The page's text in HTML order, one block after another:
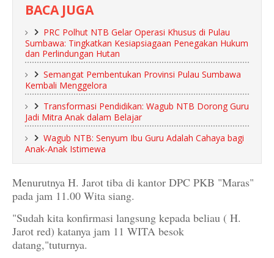
BACA JUGA
PRC Polhut NTB Gelar Operasi Khusus di Pulau
Sumbawa: Tingkatkan Kesiapsiagaan Penegakan Hukum
dan Perlindungan Hutan
Semangat Pembentukan Provinsi Pulau Sumbawa
Kembali Menggelora
Transformasi Pendidikan: Wagub NTB Dorong Guru
Jadi Mitra Anak dalam Belajar
Wagub NTB: Senyum Ibu Guru Adalah Cahaya bagi
Anak-Anak Istimewa
Menurutnya H. Jarot tiba di kantor DPC PKB "Maras"
pada jam 11.00 Wita siang.
"Sudah kita konfirmasi langsung kepada beliau ( H.
Jarot red) katanya jam 11 WITA besok
datang,"tuturnya.